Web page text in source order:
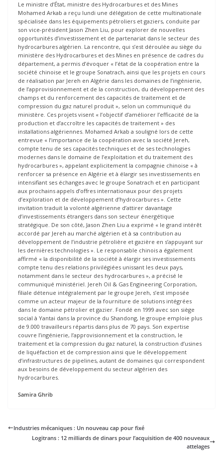
Le ministre d’État, ministre des Hydrocarbures et des Mines
Mohamed Arkab a reçu lundi une délégation de cette multinationale
spécialisée dans les équipements pétroliers et gaziers, conduite par
son vice-président Jason Zhen Liu, pour explorer de nouvelles
opportunités d’investissement et de partenariat dans le secteur des
hydrocarbures algérien. La rencontre, qui s’est déroulée au siège du
ministère des Hydrocarbures et des Mines en présence de cadres du
département, a permis d’évoquer « l’état de la coopération entre la
société chinoise et le groupe Sonatrach, ainsi que les projets en cours
de réalisation par Jereh en Algérie dans les domaines de l’ingénierie,
de l’approvisionnement et de la construction, du développement des
champs et du renforcement des capacités de traitement et de
compression du gaz naturel produit », selon un communiqué du
ministère. Ces projets visent « l’objectif d’améliorer l’efficacité de la
production et d’accroître les capacités de traitement » des
installations algériennes. Mohamed Arkab a souligné lors de cette
entrevue « l’importance de la coopération avec la société Jereh,
compte tenu de ses capacités techniques et de ses technologies
modernes dans le domaine de l’exploitation et du traitement des
hydrocarbures », appelant explicitement la compagnie chinoise « à
renforcer sa présence en Algérie et à élargir ses investissements en
intensifiant ses échanges avec le groupe Sonatrach et en participant
aux prochains appels d’offres internationaux pour des projets
d’exploration et de développement d’hydrocarbures ». Cette
invitation traduit la volonté algérienne d’attirer davantage
d’investissements étrangers dans son secteur énergétique
stratégique. De son côté, Jason Zhen Liu a exprimé « le grand intérêt
accordé par Jereh au marché algérien et à sa contribution au
développement de l’industrie pétrolière et gazière en s’appuyant sur
les dernières technologies ». Le responsable chinois a également
affirmé « la disponibilité de la société à élargir ses investissements
compte tenu des relations privilégiées unissant les deux pays,
notamment dans le secteur des hydrocarbures », a précisé le
communiqué ministériel. Jereh Oil & Gas Engineering Corporation,
filiale détenue intégralement par le groupe Jereh, s’est imposée
comme un acteur majeur de la fourniture de solutions intégrées
dans le domaine pétrolier et gazier. Fondé en 1999 avec son siège
social à Yantai dans la province du Shandong, le groupe emploie plus
de 9.000 travailleurs répartis dans plus de 70 pays. Son expertise
couvre l’ingénierie, l’approvisionnement et la construction, le
traitement et la compression du gaz naturel, la construction d’usines
de liquéfaction et de compression ainsi que le développement
d’infrastructures de pipelines, autant de domaines qui correspondent
aux besoins de développement du secteur algérien des
hydrocarbures.
Samira Ghrib
Industries mécaniques : Un nouveau cap pour fixé
Logitrans : 12 milliards de dinars pour l’acquisition de 400 nouveaux
attelages